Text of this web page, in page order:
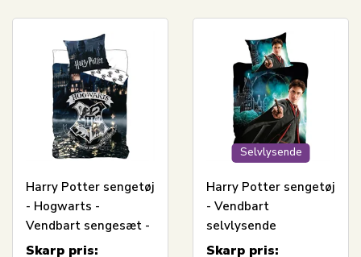
Harry Potter sengetøj
- Hogwarts -
Vendbart sengesæt -
100% bomulds
Skarp pris:
Selvlysende
Harry Potter sengetøj
- Vendbart
selvlysende
sengesæt - 100%
Skarp pris: